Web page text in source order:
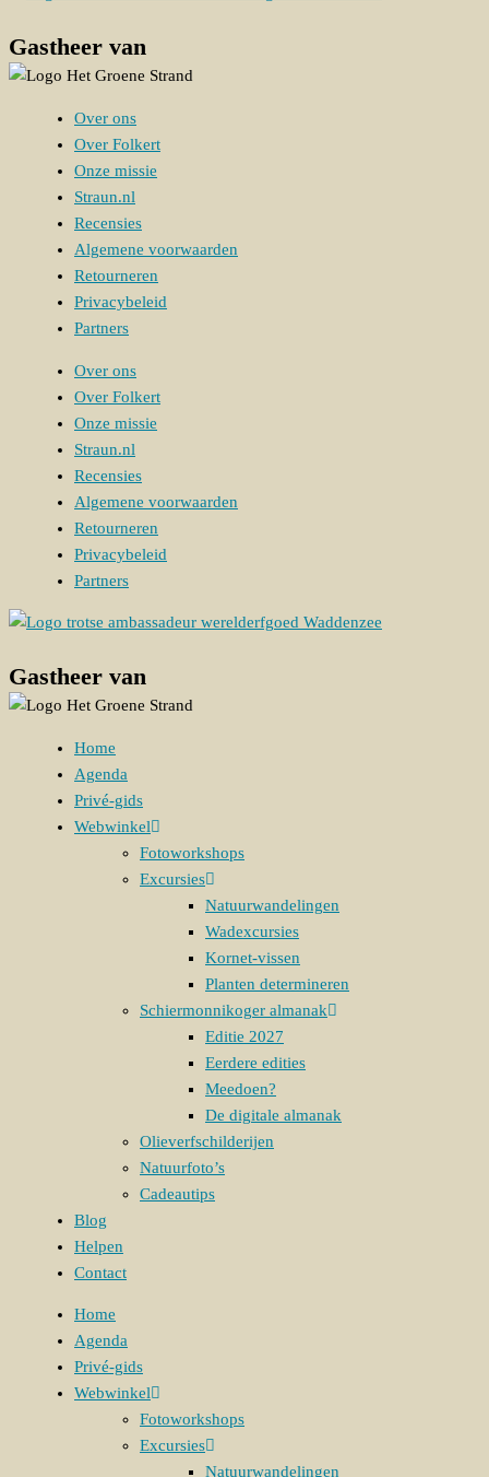
Gastheer van
Over ons
Over Folkert
Onze missie
Straun.nl
Recensies
Algemene voorwaarden
Retourneren
Privacybeleid
Partners
Over ons
Over Folkert
Onze missie
Straun.nl
Recensies
Algemene voorwaarden
Retourneren
Privacybeleid
Partners
Gastheer van
Home
Agenda
Privé-gids
Webwinkel
Fotoworkshops
Excursies
Natuurwandelingen
Wadexcursies
Kornet-vissen
Planten determineren
Schiermonnikoger almanak
Editie 2027
Eerdere edities
Meedoen?
De digitale almanak
Olieverfschilderijen
Natuurfoto’s
Cadeautips
Blog
Helpen
Contact
Home
Agenda
Privé-gids
Webwinkel
Fotoworkshops
Excursies
Natuurwandelingen